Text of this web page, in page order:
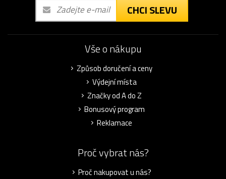
CHCI SLEVU
Vše o nákupu
Způsob doručení a ceny
Výdejní místa
Značky od A do Z
Bonusový program
Reklamace
Proč vybrat nás?
Proč nakupovat u nás?